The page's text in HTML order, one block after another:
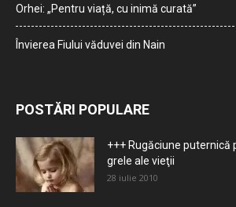
Orhei: „Pentru viață, cu inimă curată”
Învierea Fiului văduvei din Nain
POSTĂRI POPULARE
+++ Rugăciune
grele ale vieţii
28 iulie 2010